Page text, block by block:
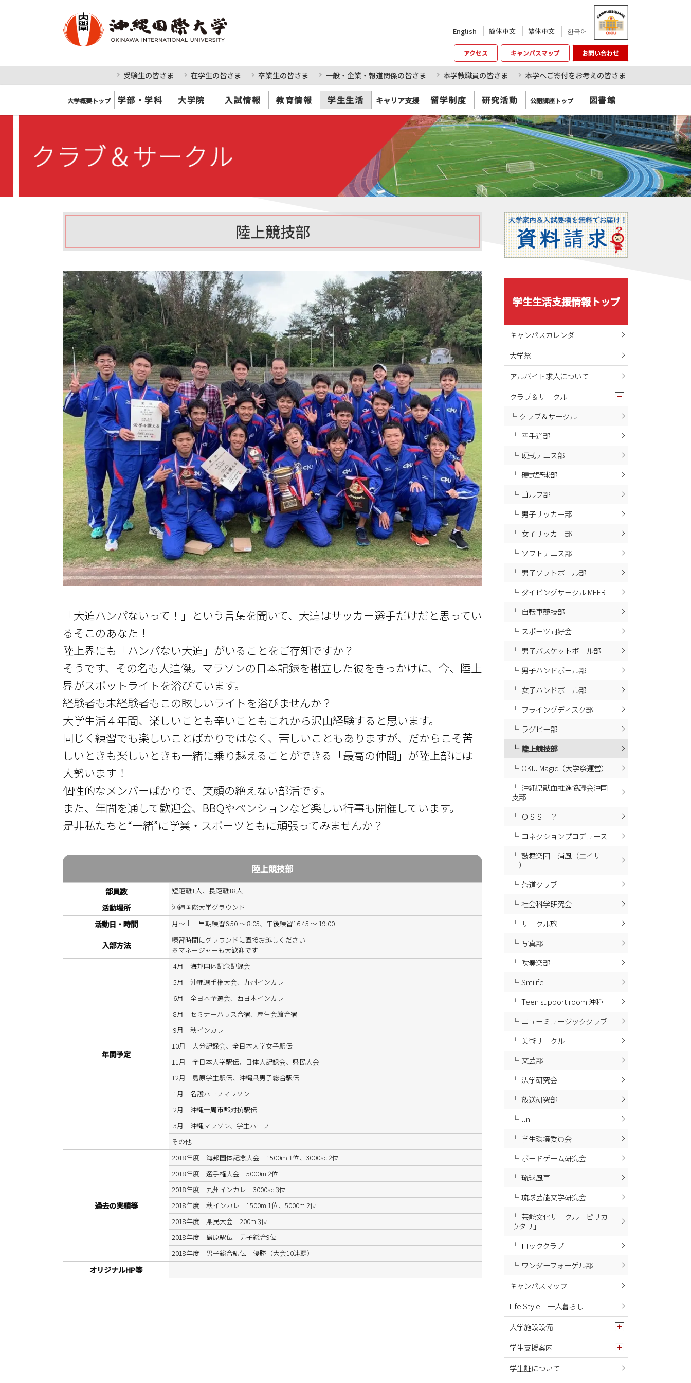
English 簡体中文 繁体中文 한국어
アクセス キャンパスマップ お問い合わせ
受験生の皆さま 在学生の皆さま 卒業生の皆さま 一般・企業・報道関係の皆さま 本学教職員の皆さま 本学へご寄付をお考えの皆さま
大学概要トップ 学部・学科 大学院 入試情報 教育情報 学生生活 キャリア支援 留学制度 研究活動 公開講座トップ 図書館
陸上競技部
「大迫ハンパないって！」という言葉を聞いて、大迫はサッカー選手だけだと思ってい
るそこのあなた！
陸上界にも「ハンパない大迫」がいることをご存知ですか？
そうです、その名も大迫傑。マラソンの日本記録を樹立した彼をきっかけに、今、陸上
界がスポットライトを浴びています。
経験者も未経験者もこの眩しいライトを浴びませんか？
大学生活４年間、楽しいことも辛いこともこれから沢山経験すると思います。
同じく練習でも楽しいことばかりではなく、苦しいこともありますが、だからこそ苦
しいときも楽しいときも一緒に乗り越えることができる「最高の仲間」が陸上部には
大勢います！
個性的なメンバーばかりで、笑顔の絶えない部活です。
また、年間を通して歓迎会、BBQやペンションなど楽しい行事も開催しています。
是非私たちと“一緒”に学業・スポーツともに頑張ってみませんか？
陸上競技部
部員数 短距離1人、長距離18人
活動場所 沖縄国際大学グラウンド
活動日・時間 月～土 早朝練習6:50 ～ 8:05、午後練習16:45 ～ 19:00
入部方法
練習時間にグラウンドに直接お越しください
※マネージャーも大歓迎です
年間予定
4月 海邦国体記念記録会
5月 沖縄選手権大会、九州インカレ
6月 全日本予選会、西日本インカレ
8月 セミナーハウス合宿、厚生会館合宿
9月 秋インカレ
10月 大分記録会、全日本大学女子駅伝
11月 全日本大学駅伝、日体大記録会、県民大会
12月 島原学生駅伝、沖縄県男子総合駅伝
1月 名護ハーフマラソン
2月 沖縄一周市郡対抗駅伝
3月 沖縄マラソン、学生ハーフ
その他
過去の実績等
2018年度 海邦国体記念大会 1500ｍ 1位、3000sc 2位
2018年度 選手権大会 5000m 2位
2018年度 九州インカレ 3000sc 3位
2018年度 秋インカレ 1500m 1位、5000m 2位
2018年度 県民大会 200m 3位
2018年度 島原駅伝 男子総合9位
2018年度 男子総合駅伝 優勝（大会10連覇）
オリジナルHP等
学生生活支援情報トップ
キャンパスカレンダー
大学祭
アルバイト求人について
クラブ＆サークル
クラブ＆サークル
空手道部
硬式テニス部
硬式野球部
ゴルフ部
男子サッカー部
女子サッカー部
ソフトテニス部
男子ソフトボール部
ダイビングサークル MEER
自転車競技部
スポーツ同好会
男子バスケットボール部
男子ハンドボール部
女子ハンドボール部
フライングディスク部
ラグビー部
陸上競技部
OKIU Magic（大学祭運営）
沖縄県献血推進協議会沖国
支部
ＯＳＳＦ？
コネクションプロデュース
鼓舞楽団 浦風（エイサ
ー）
茶道クラブ
社会科学研究会
サークル旅
写真部
吹奏楽部
Smilife
Teen support room 沖種
ニューミュージッククラブ
美術サークル
文芸部
法学研究会
放送研究部
Uni
学生環境委員会
ボードゲーム研究会
琉球風車
琉球芸能文学研究会
芸能文化サークル「ピリカ
ウタリ」
ロッククラブ
ワンダーフォーゲル部
キャンパスマップ
Life Style 一人暮らし
大学施設設備
学生支援案内
学生証について